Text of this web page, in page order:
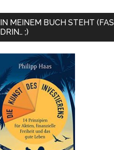
IN MEINEM BUCH STEHT
DRIN… ;)